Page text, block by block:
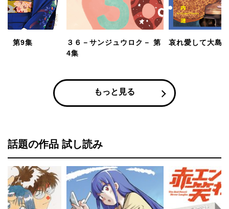
第9集
３６－サンジュウロク－ 第
4集
哀れ愛して大島
もっと見る
話題の作品 試し読み